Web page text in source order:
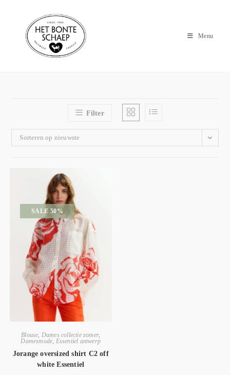
Menu
Filter
Sorteren op nieuwste
SALE 50%
Blouse Dames collectie zomer,
Damesmode Essentiel antwerp
Jorange oversized shirt C2 off
white Essentiel